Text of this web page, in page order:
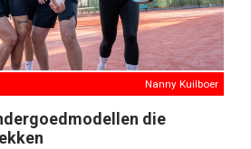
Nanny Kuilboer
die